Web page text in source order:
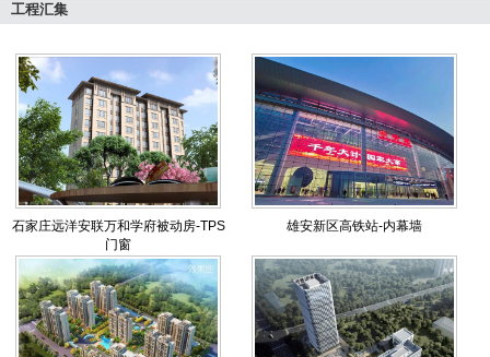
工程汇集
石家庄远洋安联万和学府被动房-TPS
门窗
雄安新区高铁站-内幕墙